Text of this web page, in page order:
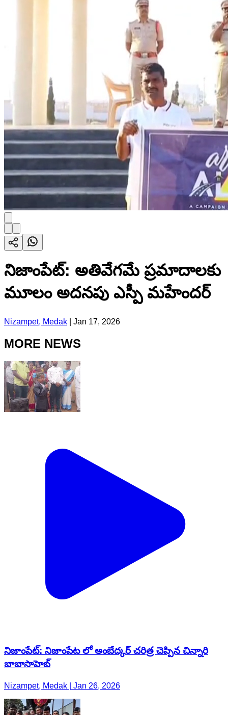
నిజాంపేట్: అతివేగమే ప్రమాదాలకు
మూలం అదనపు ఎస్పీ మహేందర్
Nizampet, Medak Jan 17, 2026
MORE NEWS
నిజాంపేట్: నిజాంపేట లో అంబేద్కర్ చరిత్ర చెప్పిన చిన్నారి
బాబాసాహెబ్
Nizampet, Medak | Jan 26, 2026